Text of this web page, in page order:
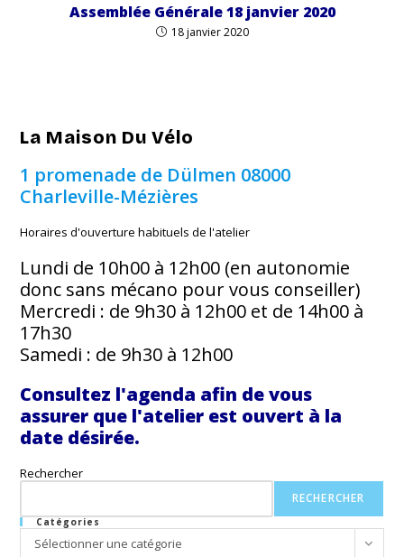
Assemblée Générale 18 janvier 2020
18 janvier 2020
La Maison Du Vélo
1 promenade de Dülmen 08000
Charleville-Mézières
Horaires d'ouverture habituels de l'atelier
Lundi de 10h00 à 12h00 (en autonomie
donc sans mécano pour vous conseiller)
Mercredi : de 9h30 à 12h00 et de 14h00 à
17h30
Samedi : de 9h30 à 12h00
Consultez l'agenda afin de vous
assurer que l'atelier est ouvert à la
date désirée.
Rechercher
RECHERCHER
Catégories
Catégories
Sélectionner une catégorie